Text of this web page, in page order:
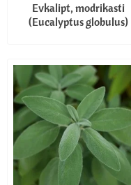
Evkalipt, modrikasti
(Eucalyptus globulus)